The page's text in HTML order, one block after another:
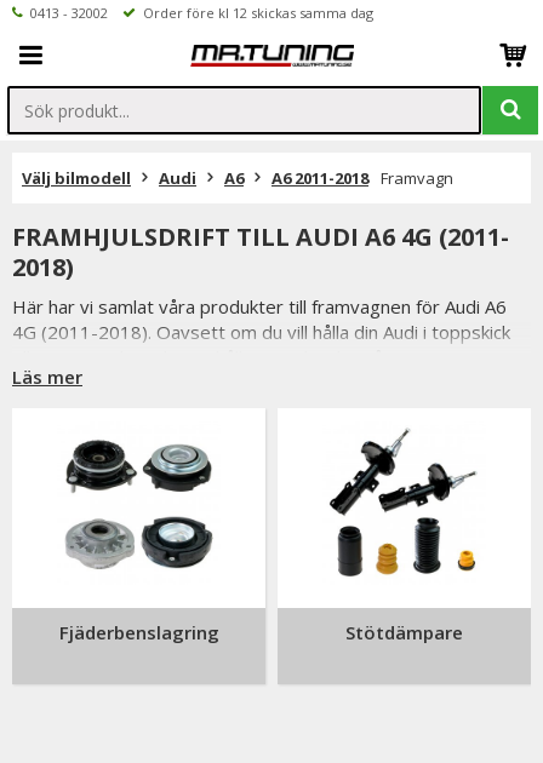
0413 - 32002 Order före kl 12 skickas samma dag
Välj bilmodell Audi A6 A6 2011-2018 Framvagn
FRAMHJULSDRIFT TILL AUDI A6 4G (2011-
2018)
Här har vi samlat våra produkter till framvagnen för Audi A6
4G (2011-2018). Oavsett om du vill hålla din Audi i toppskick
stort urval av framvagnsprodukter.
Läs mer
Fjäderbenslagring Stötdämpare